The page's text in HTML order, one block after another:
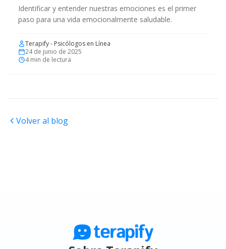
Identificar y entender nuestras emociones es el primer
paso para una vida emocionalmente saludable.
Terapify - Psicólogos en Línea
24 de junio de 2025
4min de lectura
Volver al blog